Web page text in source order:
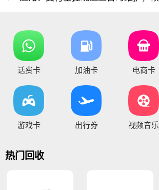
话费卡 加油卡 电商卡
游戏卡 出行券 视频音乐
热门回收